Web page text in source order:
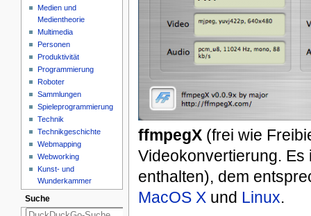
ffmpegX(frei wie
Videokonvertierung.
enthalten), dem
MacOS Xund Linux.
Medien und
Medientheorie
Multimedia
Personen
Produktivität
Programmierung
Roboter
Sammlungen
Spieleprogrammierung
Technik
Technikgeschichte
Webmapping
Webworking
Kunst- und
Wunderkammer
Suche